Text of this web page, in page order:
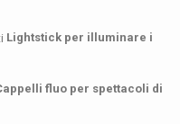
Lightstick per illuminare i
fluo per spettacoli di